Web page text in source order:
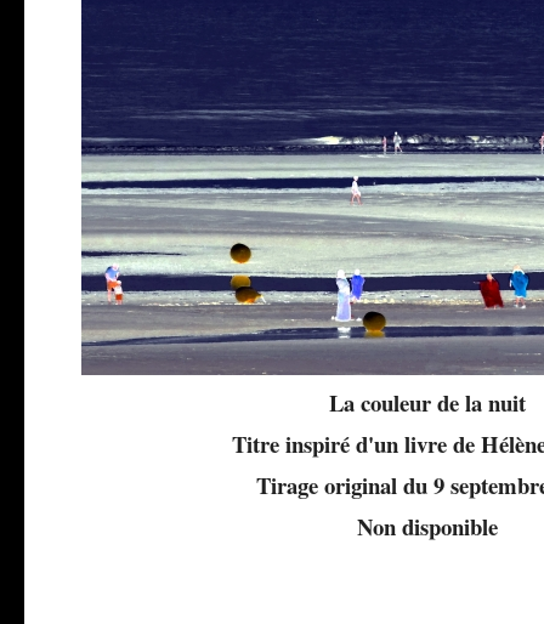
La couleur de la nuit
Titre inspiré d'un livre de
Tirage original du 9
Non disponible